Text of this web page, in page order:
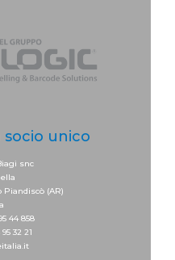
socio unico
snc
Piandiscò (AR)
44 858
32 21